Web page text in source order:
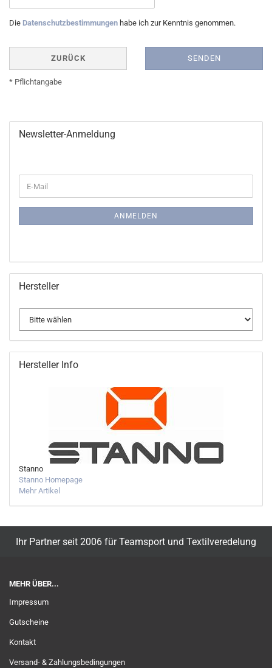
Die Datenschutzbestimmungen habe ich zur Kenntnis genommen.
ZURÜCK SENDEN
* Pflichtangabe
Newsletter-Anmeldung
ZUR
E-
Mail
ANMELDEN
Hersteller
Hersteller Info
Stanno
Stanno Homepage
Mehr Artikel
Ihr Partner seit 2006 für Teamsport und Textilveredelung
MEHR ÜBER...
Impressum
Gutscheine
Kontakt
Versand- & Zahlungsbedingungen